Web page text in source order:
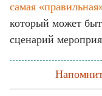
самая
который может
сценарий